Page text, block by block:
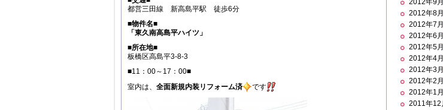
都営三田線 新高島平駅 徒歩6分
■物件名■
「東久南高島平ハイツ」
■所在地■
板橋区高島平3-8-3
■11：00～17：00■
室内は、 全面新規内装リフォーム済 です
2012年9月
2012年8月
2012年7月
2012年6月
2012年5月
2012年4月
2012年3月
2012年2月
2012年1月
2011年12